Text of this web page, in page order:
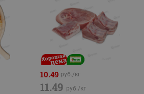
10.49 руб./кг
11.49 руб./кг